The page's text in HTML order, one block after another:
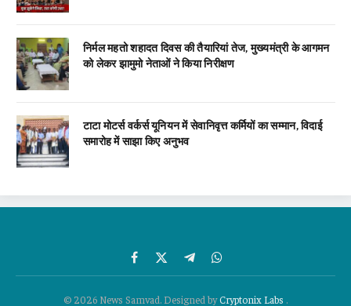
निर्मल महतो शहादत दिवस की तैयारियां तेज, मुख्यमंत्री के आगमन
को लेकर झामुमो नेताओं ने किया निरीक्षण
टाटा मोटर्स वर्कर्स यूनियन में सेवानिवृत्त कर्मियों का सम्मान, विदाई
समारोह में साझा किए अनुभव
Facebook
X
(Twitter)
TelegramWhatsApp
© 2026 News Samvad. Designed byCryptonix Labs .